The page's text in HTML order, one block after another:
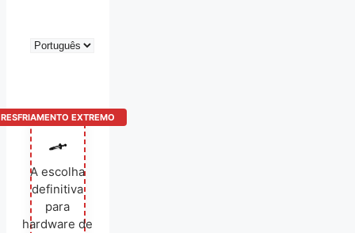
Escolha
RESFRIAMENTO EXTREMO
A escolha
definitiva
para
hardware de